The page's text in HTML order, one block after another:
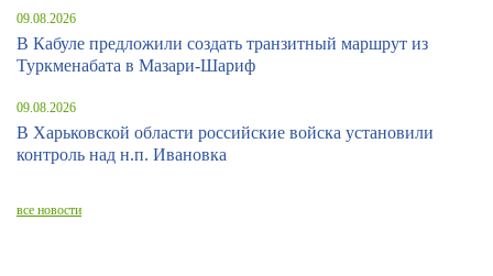
09.08.2026
В Кабуле предложили создать транзитный маршрут из
Туркменабата в Мазари-Шариф
09.08.2026
В Харьковской области российские войска установили
контроль над н.п. Ивановка
все новости